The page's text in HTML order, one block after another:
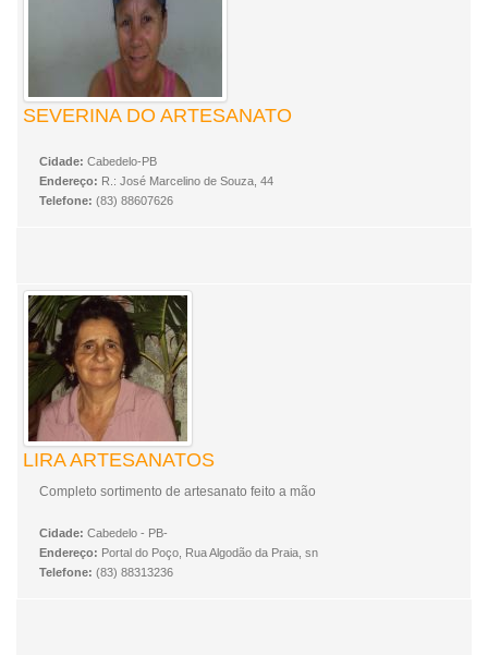
SEVERINA DO ARTESANATO
Cidade: Cabedelo-PB
Endereço: R.: José Marcelino de Souza, 44
Telefone: (83) 88607626
LIRA ARTESANATOS
Completo sortimento de artesanato feito a mão
Cidade: Cabedelo - PB-
Endereço: Portal do Poço, Rua Algodão da Praia, sn
Telefone: (83) 88313236